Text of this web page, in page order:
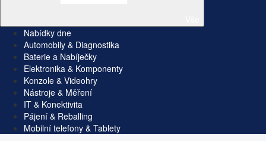
Nabídky dne
Automobily & Diagnostika
Baterie a Nabíječky
Elektronika & Komponenty
Konzole & Videohry
Nástroje & Měření
IT & Konektivita
Pájení & Reballing
Mobilní telefony & Tablety